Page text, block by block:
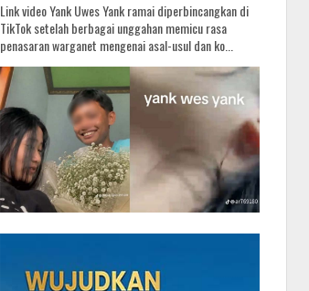
Link video Yank Uwes Yank ramai diperbincangkan di
TikTok setelah berbagai unggahan memicu rasa
penasaran warganet mengenai asal-usul dan ko...